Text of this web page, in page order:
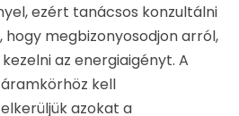
ezért tanácsos konzultálni
hogy megbizonyosodjon arról,
az energiaigényt. A
kell
azokat a